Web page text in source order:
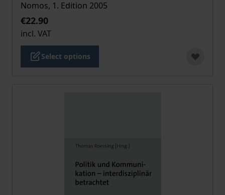
Nomos, 1. Edition 2005
€22.90
incl. VAT
Select options